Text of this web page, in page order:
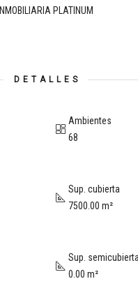
INMOBILIARIA PLATINUM
DETALLES
Ambientes
68
Sup. cubierta
7500.00 m²
Sup. semicubierta
0.00 m²